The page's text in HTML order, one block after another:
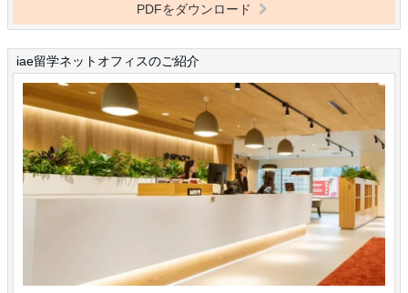
PDFをダウンロード
iae留学ネットオフィスのご紹介